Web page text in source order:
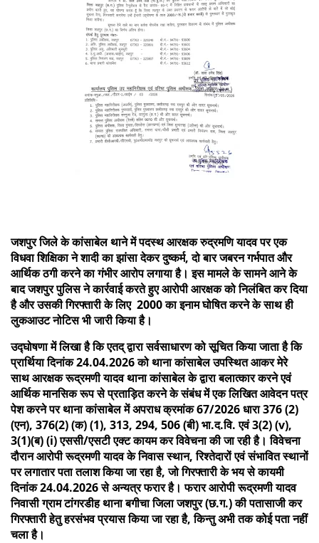
जशपुर जिले के कांसाबेल थाने में पदस्थ आरक्षक रुद्रमणि यादव पर एक
विधवा शिक्षिका ने शादी का झांसा देकर दुष्कर्म, दो बार जबरन गर्भपात और
आर्थिक ठगी करने का गंभीर आरोप लगाया है। इस मामले के सामने आने के
बाद जशपुर पुलिस ने कार्रवाई करते हुए आरोपी आरक्षक को निलंबित कर दिया
है और उसकी गिरफ्तारी के लिए 2000 का इनाम घोषित करने के साथ ही
लुकआउट नोटिस भी जारी किया है।
उद्घोषणा में लिखा है कि एतद् द्वारा सर्वसाधारण को सूचित किया जाता है कि
प्रार्थिया दिनांक 24.04.2026 को थाना कांसाबेल उपस्थित आकर मेरे
साथ आरक्षक रूद्रमणी यादव थाना कांसाबेल के द्वारा बलात्कार करने एवं
आर्थिक मानसिक रूप से प्रताड़ित करने के संबंध में एक लिखित आवेदन पत्र
पेश करने पर थाना कांसाबेल में अपराध क्रमांक 67/2026 धारा 376 (2)
(एन), 376(2) (क) (1), 313, 294, 506 (बी) भा.द.वि. एवं 3(2) (v),
3(1)(ब) (i) एससी/एसटी एक्ट कायम कर विवेचना की जा रही है। विवेचना
दौरान आरोपी रूद्रमणी यादव के निवास स्थान, रिश्तेदारों एवं संभावित स्थानों
पर लगातार पता तलाश किया जा रहा है, जो गिरफ्तारी के भय से कायमी
दिनांक 24.04.2026 से अन्यत्र फरार है। फरार आरोपी रूद्रमणी यादव
निवासी ग्राम टांगरडीह थाना बगीचा जिला जशपुर (छ.ग.) की पतासाजी कर
गिरफ्तारी हेतु हरसंभव प्रयास किया जा रहा है, किन्तु अभी तक कोई पता नहीं
चला है।